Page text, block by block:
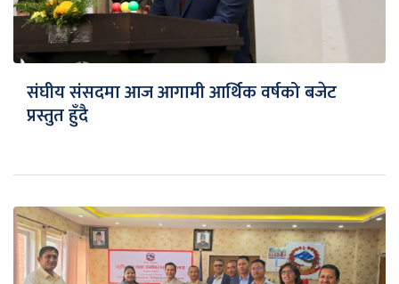
संघीय संसदमा आज आगामी आर्थिक वर्षको बजेट
प्रस्तुत हुँदै